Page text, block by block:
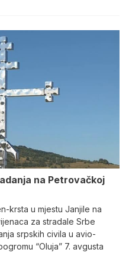
na Petrovačkoj
krsta u mjestu Janjile na
za stradale Srbe
srpskih civila u avio-
“Oluja” 7. avgusta